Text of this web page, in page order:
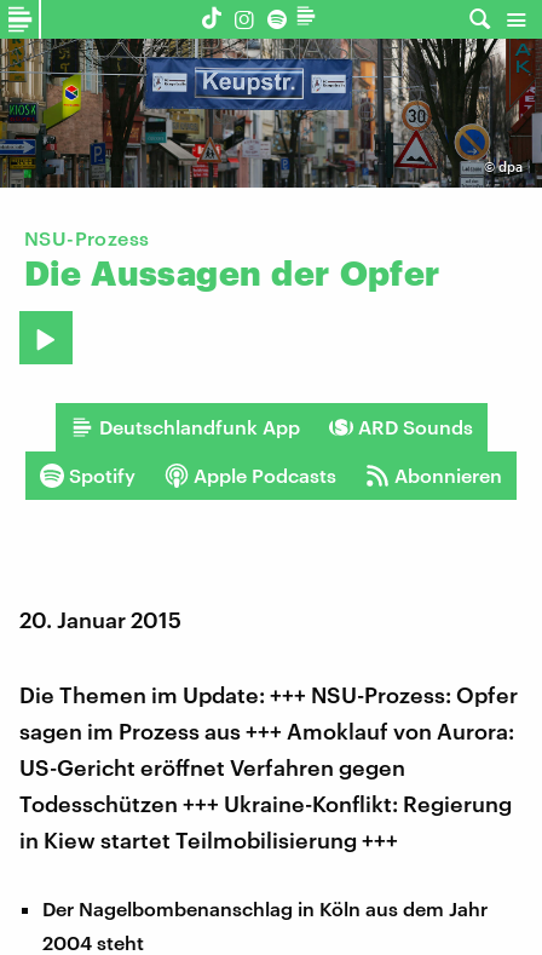
©dpa
NSU-Prozess
Die Aussagen der Opfer
Deutschlandfunk App ARD Sounds
Spotify Apple Podcasts Abonnieren
20. Januar 2015
Die Themen im Update: +++ NSU-Prozess: Opfer
sagen im Prozess aus +++ Amoklauf von Aurora:
US-Gericht eröffnet Verfahren gegen
Todesschützen +++ Ukraine-Konflikt: Regierung
in Kiew startet Teilmobilisierung +++
Der Nagelbombenanschlag in Köln aus dem Jahr
2004 steht